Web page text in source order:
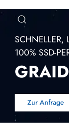
SCHNELLER,
100% SSD-
Zur Anfrage